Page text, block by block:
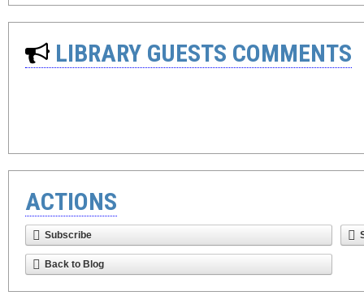
LIBRARY GUESTS COMMENTS
ACTIONS
Subscribe
Back to Blog